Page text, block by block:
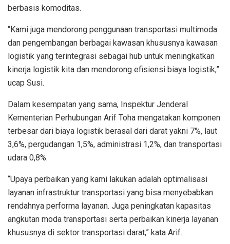
berbasis komoditas.
“Kami juga mendorong penggunaan transportasi multimoda
dan pengembangan berbagai kawasan khususnya kawasan
logistik yang terintegrasi sebagai hub untuk meningkatkan
kinerja logistik kita dan mendorong efisiensi biaya logistik,”
ucap Susi.
Dalam kesempatan yang sama, Inspektur Jenderal
Kementerian Perhubungan Arif Toha mengatakan komponen
terbesar dari biaya logistik berasal dari darat yakni 7%, laut
3,6%, pergudangan 1,5%, administrasi 1,2%, dan transportasi
udara 0,8%.
“Upaya perbaikan yang kami lakukan adalah optimalisasi
layanan infrastruktur transportasi yang bisa menyebabkan
rendahnya performa layanan. Juga peningkatan kapasitas
angkutan moda transportasi serta perbaikan kinerja layanan
khususnya di sektor transportasi darat,” kata Arif.